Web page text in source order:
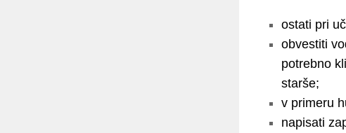
ostati pri
obvestiti
potrebno
starše;
v primeru
napisati